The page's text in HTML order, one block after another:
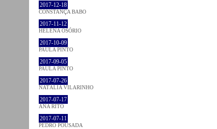
2017-12-18
CONSTANÇA BABO
2017-11-12
HELENA OSÓRIO
2017-10-09
PAULA PINTO
2017-09-05
PAULA PINTO
2017-07-26
NATÁLIA VILARINHO
2017-07-17
ANA RITO
2017-07-11
PEDRO POUSADA